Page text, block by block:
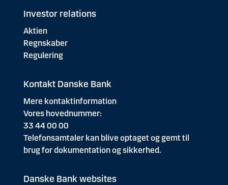
Investor relations
Aktien
Regnskaber
Regulering
Kontakt Danske Bank
Mere kontaktinformation
Vores hovednummer:
33 44 00 00
Telefonsamtaler kan blive optaget og gemt til
brug for dokumentation og sikkerhed.
Danske Bank websites